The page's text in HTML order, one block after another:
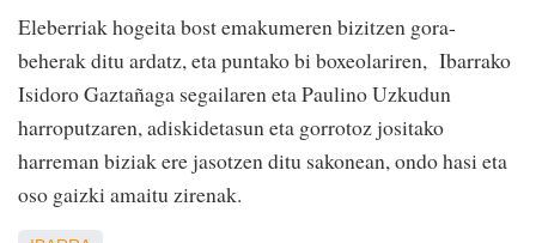
Eleberriak hogeita bost emakumeren bizitzen gora-
beherak ditu ardatz, eta puntako bi boxeolariren, Ibarrako
Isidoro Gaztañaga segailaren eta Paulino Uzkudun
harroputzaren, adiskidetasun eta gorrotoz jositako
harreman biziak ere jasotzen ditu sakonean, ondo hasi eta
oso gaizki amaitu zirenak.